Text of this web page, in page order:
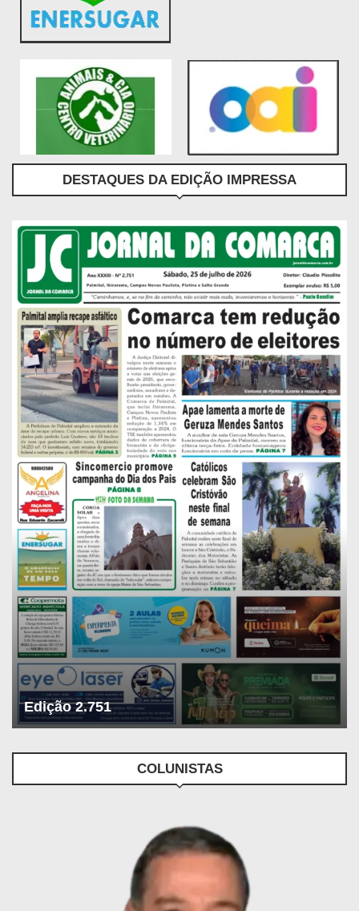
DESTAQUES DA EDIÇÃO IMPRESSA
Edição 2.751
COLUNISTAS